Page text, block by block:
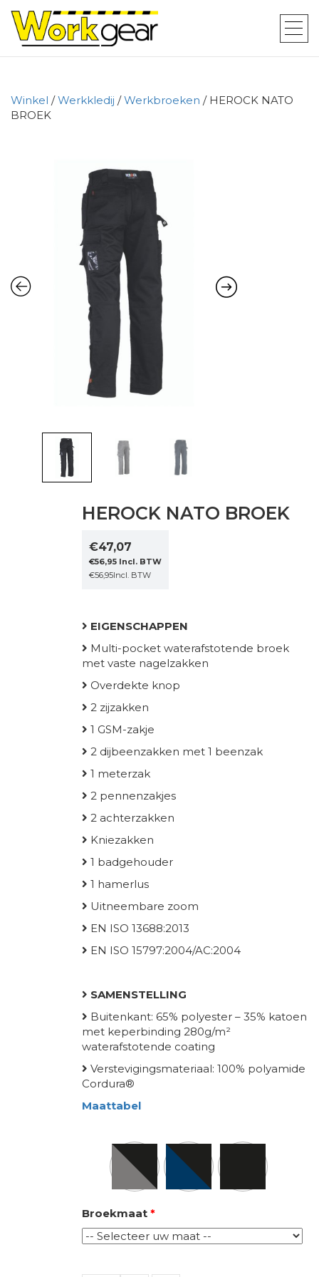
Winkel /Werkkledij /Werkbroeken / HEROCK NATO
BROEK
HEROCK NATO BROEK
€47,07
€56,95 Incl. BTW
€56,95Incl. BTW
EIGENSCHAPPEN
Multi-pocket waterafstotende broek
met vaste nagelzakken
Overdekte knop
2 zijzakken
1 GSM-zakje
2 dijbeenzakken met 1 beenzak
1 meterzak
2 pennenzakjes
2 achterzakken
Kniezakken
1 badgehouder
1 hamerlus
Uitneembare zoom
EN ISO 13688:2013
EN ISO 15797:2004/AC:2004
SAMENSTELLING
Buitenkant: 65% polyester – 35% katoen
met keperbinding 280g/m²
waterafstotende coating
Verstevigingsmateriaal: 100% polyamide
Cordura®
Maattabel
Broekmaat *